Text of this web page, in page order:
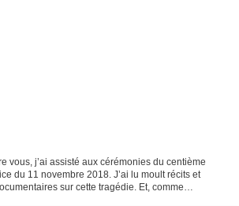
vous, j’ai assisté aux cérémonies du centième
du 11 novembre 2018. J’ai lu moult récits et
sur cette tragédie. Et, comme